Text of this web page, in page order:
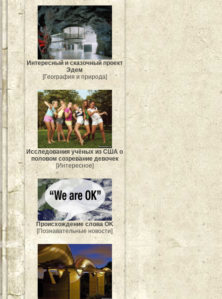
Интересный и сказочный проект
Эдем
[География и природа]
Исследования учёных из США о
половом созревание девочек
[Интересное]
Происхождение слова OK
[Познавательные новости]